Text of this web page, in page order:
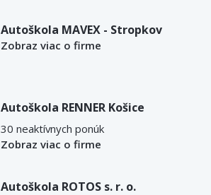
Autoškola MAVEX - Stropkov
Zobraz viac o firme
Autoškola RENNER Košice
30 neaktívnych ponúk
Zobraz viac o firme
Autoškola ROTOS s. r. o.